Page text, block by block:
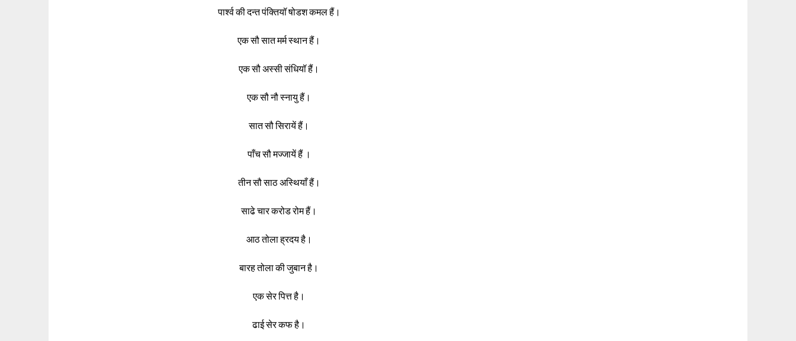
पार्श्व की दन्त पंक्तियॉ षोडश कमल हैं।
एक सौ सात मर्म स्थान हैं।
एक सौ अस्सी संधियॉ हैं।
एक सौ नौ स्नायु हैं।
सात सौ सिरायें हैं।
पाँच सौ मज्जायें हैं ।
तीन सौ साठ अस्थियाँ हैं।
साढे चार करोड रोम हैं।
आठ तोला ह्रदय है।
बारह तोला की जुबान है।
एक सेर पित्त है।
ढाई सेर कफ है।